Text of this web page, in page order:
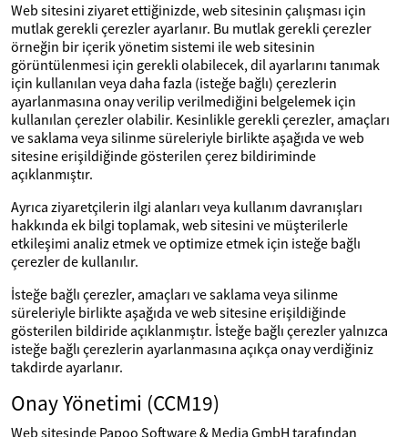
Web sitesini ziyaret ettiğinizde, web sitesinin çalışması için
mutlak gerekli çerezler ayarlanır. Bu mutlak gerekli çerezler
örneğin bir içerik yönetim sistemi ile web sitesinin
görüntülenmesi için gerekli olabilecek, dil ayarlarını tanımak
için kullanılan veya daha fazla (isteğe bağlı) çerezlerin
ayarlanmasına onay verilip verilmediğini belgelemek için
kullanılan çerezler olabilir. Kesinlikle gerekli çerezler, amaçları
ve saklama veya silinme süreleriyle birlikte aşağıda ve web
sitesine erişildiğinde gösterilen çerez bildiriminde
açıklanmıştır.
Ayrıca ziyaretçilerin ilgi alanları veya kullanım davranışları
hakkında ek bilgi toplamak, web sitesini ve müşterilerle
etkileşimi analiz etmek ve optimize etmek için isteğe bağlı
çerezler de kullanılır.
İsteğe bağlı çerezler, amaçları ve saklama veya silinme
süreleriyle birlikte aşağıda ve web sitesine erişildiğinde
gösterilen bildiride açıklanmıştır. İsteğe bağlı çerezler yalnızca
isteğe bağlı çerezlerin ayarlanmasına açıkça onay verdiğiniz
takdirde ayarlanır.
Onay Yönetimi (CCM19)
Web sitesinde Papoo Software & Media GmbH tarafından